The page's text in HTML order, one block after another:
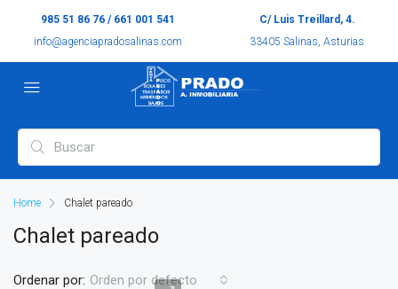
985 51 86 76 / 661 001 541
info@agenciapradosalinas.com
C/ Luis Treillard, 4.
33405 Salinas, Asturias
Home Chalet pareado
Chalet pareado
Ordenar por: Orden por defecto